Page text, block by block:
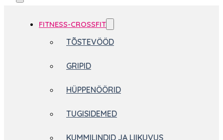
FITNESS-CROSSFIT
TÕSTEVÖÖD
GRIPID
HÜPPENÖÖRID
TUGISIDEMED
KUMMILINDID JA LIIKUVUS